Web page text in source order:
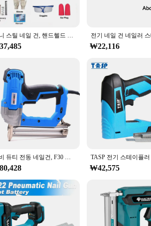
it's also about performance. With a
charging, making it compatible with a wide
your nails are ready whenever you are.
technicians and beauty enthusiasts. Whether
off. It's not just a tool; it's a statement of style
미니 스틸 네일 건, 핸드헬드 강력한 스테이플러 프레이밍 타정기 태커, 가구 스테이플 건, 가공 풀링 콘크리트 리벳 도구
₩22,116
헤비 듀티 전동 네일건, F30 브래드 프레이밍 태커, 가정용 전동 공구, 2300W
₩42,575